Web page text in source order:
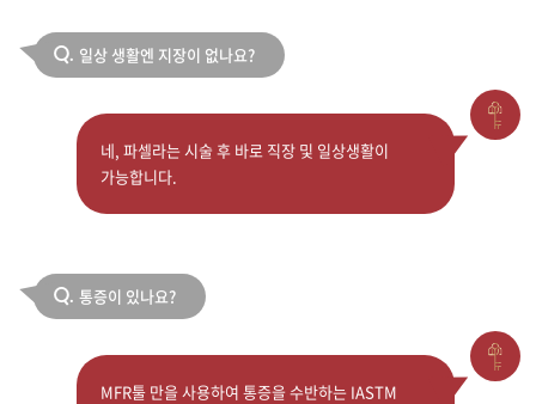
Q. 일상 생활엔 지장이 없나요?
네, 파셀라는 시술 후 바로 직장 및 일상생활이
가능합니다.
Q. 통증이 있나요?
MFR툴 만을 사용하여 통증을 수반하는 IASTM